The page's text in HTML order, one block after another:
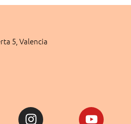
5, Valencia
Instagram Youtube